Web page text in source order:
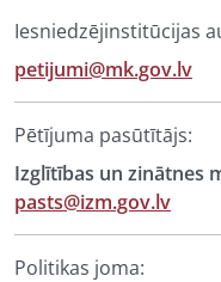
Iesniedzējinstitūcijas
petijumi@mk.gov.lv
Pētījuma pasūtītājs:
Izglītības un zinātnes
pasts@izm.gov.lv
Politikas joma: